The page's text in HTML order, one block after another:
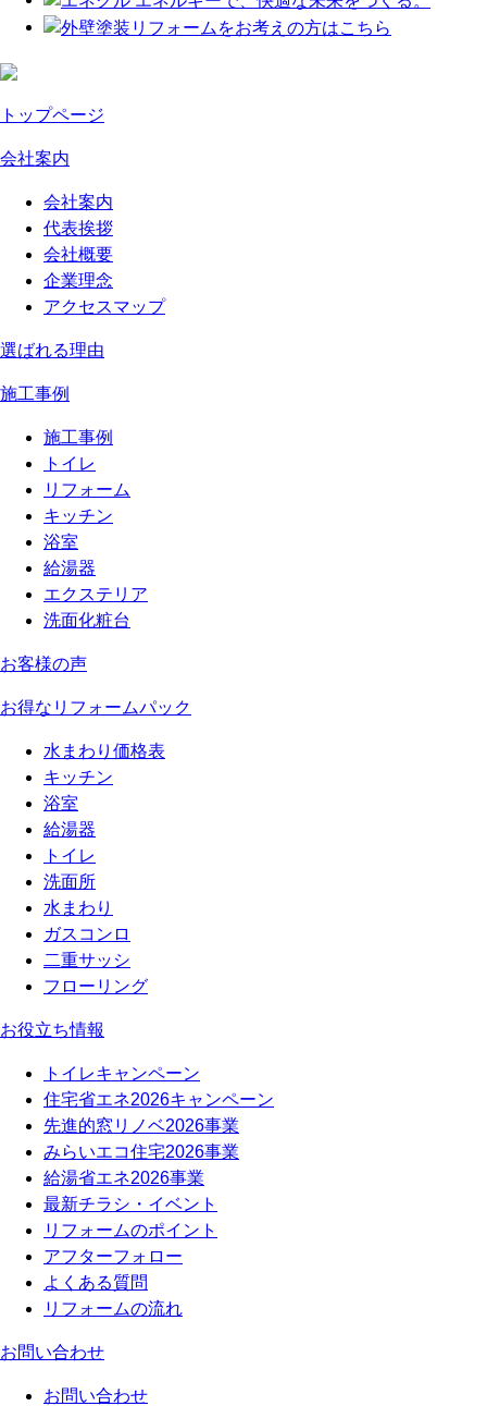
トップページ
会社案内
会社案内
代表挨拶
会社概要
企業理念
アクセスマップ
選ばれる理由
施工事例
施工事例
トイレ
リフォーム
キッチン
浴室
給湯器
エクステリア
洗面化粧台
お客様の声
お得なリフォームパック
水まわり価格表
キッチン
浴室
給湯器
トイレ
洗面所
水まわり
ガスコンロ
二重サッシ
フローリング
お役立ち情報
トイレキャンペーン
住宅省エネ2026キャンペーン
先進的窓リノベ2026事業
みらいエコ住宅2026事業
給湯省エネ2026事業
最新チラシ・イベント
リフォームのポイント
アフターフォロー
よくある質問
リフォームの流れ
お問い合わせ
お問い合わせ